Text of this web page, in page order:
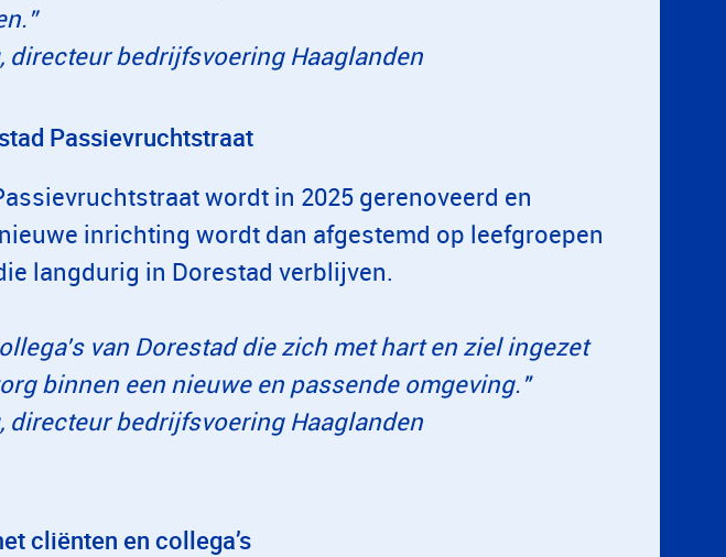
directeur bedrijfsvoering Haaglanden
Passievruchtstraat
wordt in 2025 gerenoveerd en
inrichting wordt dan afgestemd op leefgroepen
langdurig in Dorestad verblijven.
van Dorestad die zich met hart en ziel ingezet
binnen een nieuwe en passende omgeving."
directeur bedrijfsvoering Haaglanden
cliënten en collega’s